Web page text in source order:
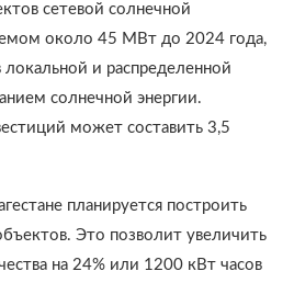
сетевой солнечной
около 45 МВт до 2024 года,
и распределенной
солнечной энергии.
может составить 3,5
планируется построить
Это позволит увеличить
на 24% или 1200 кВт часов